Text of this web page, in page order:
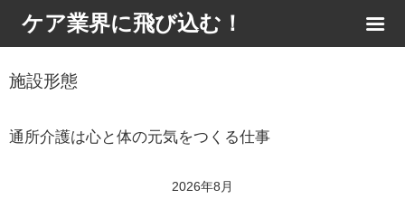
ケア業界に飛び込む！
施設形態
通所介護は心と体の元気をつくる仕事
2026年8月